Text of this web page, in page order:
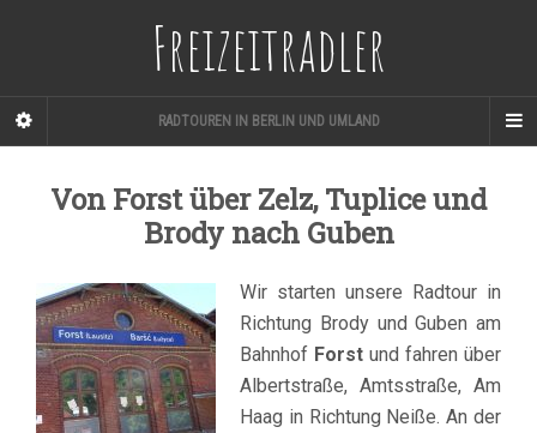
Freizeitradler
RADTOUREN IN BERLIN UND UMLAND
Von Forst über Zelz, Tuplice und
Brody nach Guben
Wir starten unsere Radtour in
Richtung Brody und Guben am
Bahnhof Forst und fahren über
Albertstraße, Amtsstraße, Am
Haag in Richtung Neiße. An der